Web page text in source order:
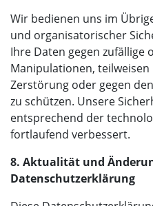
Wir bedienen uns im
und organisatorischer
Ihre Daten gegen zufällige
Manipulationen,
Zerstörung oder gegen
zu schützen. Unsere
entsprechend der
fortlaufend verbessert.
8. Aktualität und
Datenschutzerklärung